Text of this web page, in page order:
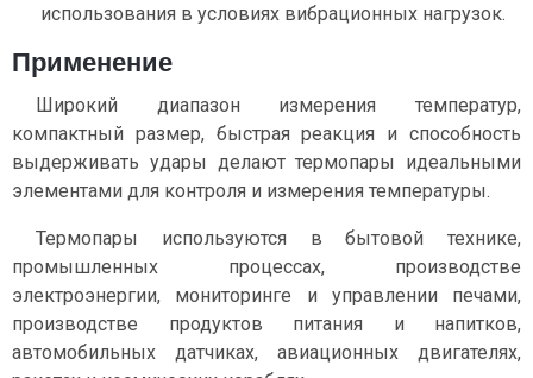
использования в условиях вибрационных нагрузок.
Применение
Широкий диапазон измерения температур,
компактный размер, быстрая реакция и способность
выдерживать удары делают термопары идеальными
элементами для контроля и измерения температуры.
Термопары используются в бытовой технике,
промышленных процессах, производстве
электроэнергии, мониторинге и управлении печами,
производстве продуктов питания и напитков,
автомобильных датчиках, авиационных двигателях,